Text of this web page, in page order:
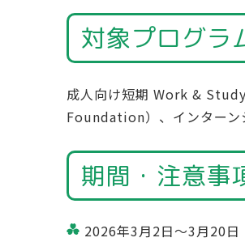
対象プログラ
成人向け短期 Work &
Foundation）、インターン
期間・注意事
2026年3月2日〜3月20日